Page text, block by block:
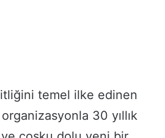
temel ilke edinen
30 yıllık